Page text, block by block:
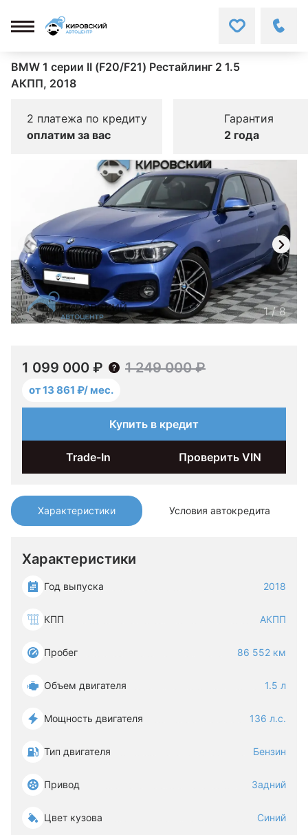
BMW 1 серии II (F20/F21) Рестайлинг 2 1.5
АКПП, 2018
2 платежа по кредиту
оплатим за вас
Гарантия
2 года
Характеристики Условия автокредита
Характеристики
Год выпуска 2018
КПП АКПП
Пробег 86 552 км
Объем двигателя 1.5 л
Мощность двигателя 136 л.с.
Тип двигателя Бензин
Привод Задний
Цвет кузова Синий
1/8
1 099 000 ₽ 1 249 000 ₽
от 13 861 ₽/ мес.
Купить в кредит
Trade-In Проверить VIN